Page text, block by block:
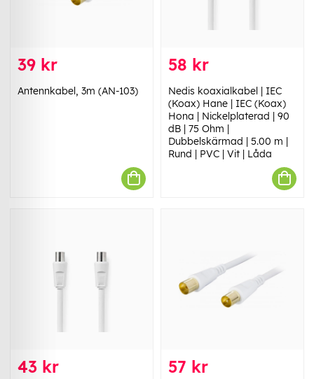
39 kr
Antennkabel, 3m (AN-103)
58 kr
Nedis koaxialkabel | IEC
(Koax) Hane | IEC (Koax)
Hona | Nickelplaterad | 90
dB | 75 Ohm |
Dubbelskärmad | 5.00 m |
Rund | PVC | Vit | Låda
43 kr 57 kr